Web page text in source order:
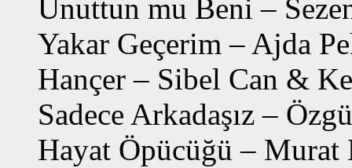
Unuttun mu Beni –
Yakar Geçerim – Ajda
Hançer – Sibel Can &
Sadece Arkadaşız –
Hayat Öpücüğü – Murat